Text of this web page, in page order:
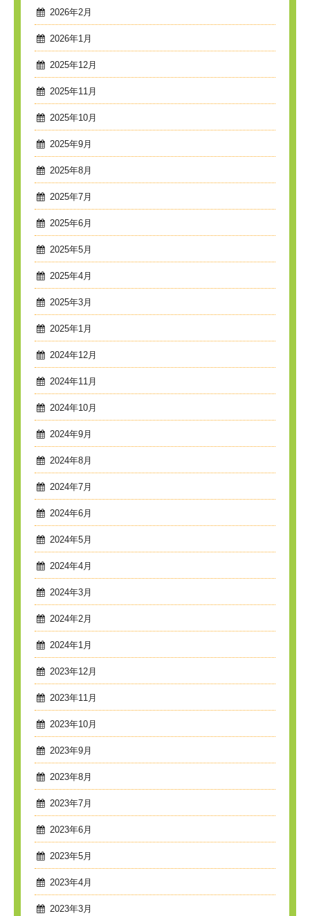
2026年2月
2026年1月
2025年12月
2025年11月
2025年10月
2025年9月
2025年8月
2025年7月
2025年6月
2025年5月
2025年4月
2025年3月
2025年1月
2024年12月
2024年11月
2024年10月
2024年9月
2024年8月
2024年7月
2024年6月
2024年5月
2024年4月
2024年3月
2024年2月
2024年1月
2023年12月
2023年11月
2023年10月
2023年9月
2023年8月
2023年7月
2023年6月
2023年5月
2023年4月
2023年3月